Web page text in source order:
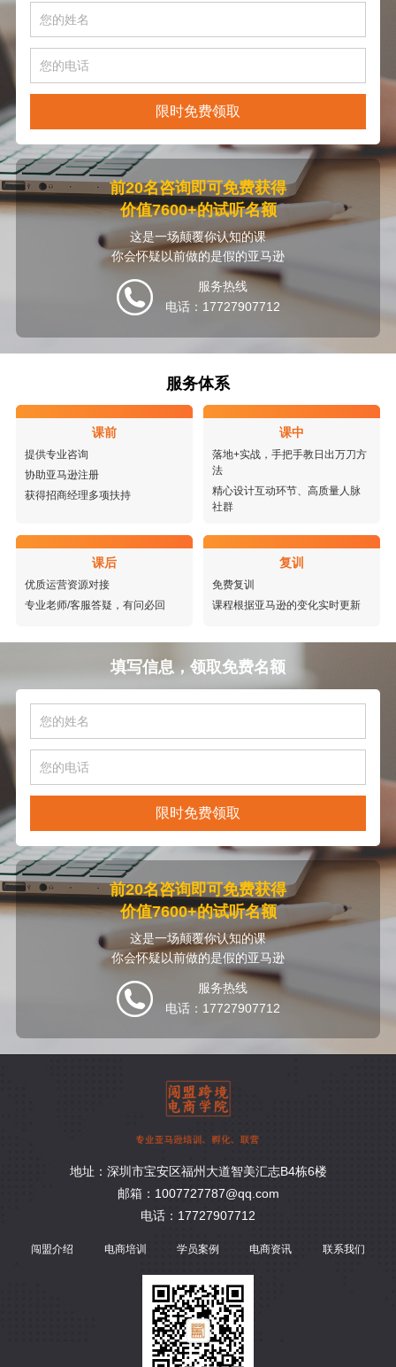
限时免费领取
前20名咨询即可免费获得
价值7600+的试听名额
这是一场颠覆你认知的课
你会怀疑以前做的是假的亚马逊
服务热线
电话：17727907712
服务体系
课前
提供专业咨询
协助亚马逊注册
获得招商经理多项扶持
课中
落地+实战，手把手教日出万刀方
法
精心设计互动环节、高质量人脉
社群
课后
优质运营资源对接
专业老师/客服答疑，有问必回
复训
免费复训
课程根据亚马逊的变化实时更新
填写信息，领取免费名额
限时免费领取
前20名咨询即可免费获得
价值7600+的试听名额
这是一场颠覆你认知的课
你会怀疑以前做的是假的亚马逊
服务热线
电话：17727907712
地址：深圳市宝安区福州大道智美汇志B4栋6楼
邮箱：1007727787@qq.com
电话：17727907712
闯盟介绍 电商培训 学员案例 电商资讯 联系我们